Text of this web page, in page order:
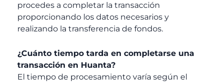
procedes a completar la transacción
proporcionando los datos necesarios y
realizando la transferencia de fondos.
¿Cuánto tiempo tarda en completarse una
transacción en Huanta?
El tiempo de procesamiento varía según el